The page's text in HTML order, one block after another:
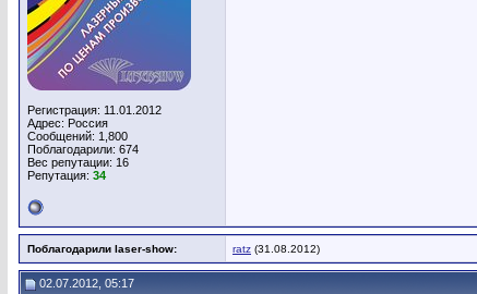
Регистрация: 11.01.2012
Адрес: Россия
Сообщений: 1,800
Поблагодарили: 674
Вес репутации: 16
Репутация: 34
Поблагодарили laser-show: ratz (31.08.2012)
02.07.2012, 05:17